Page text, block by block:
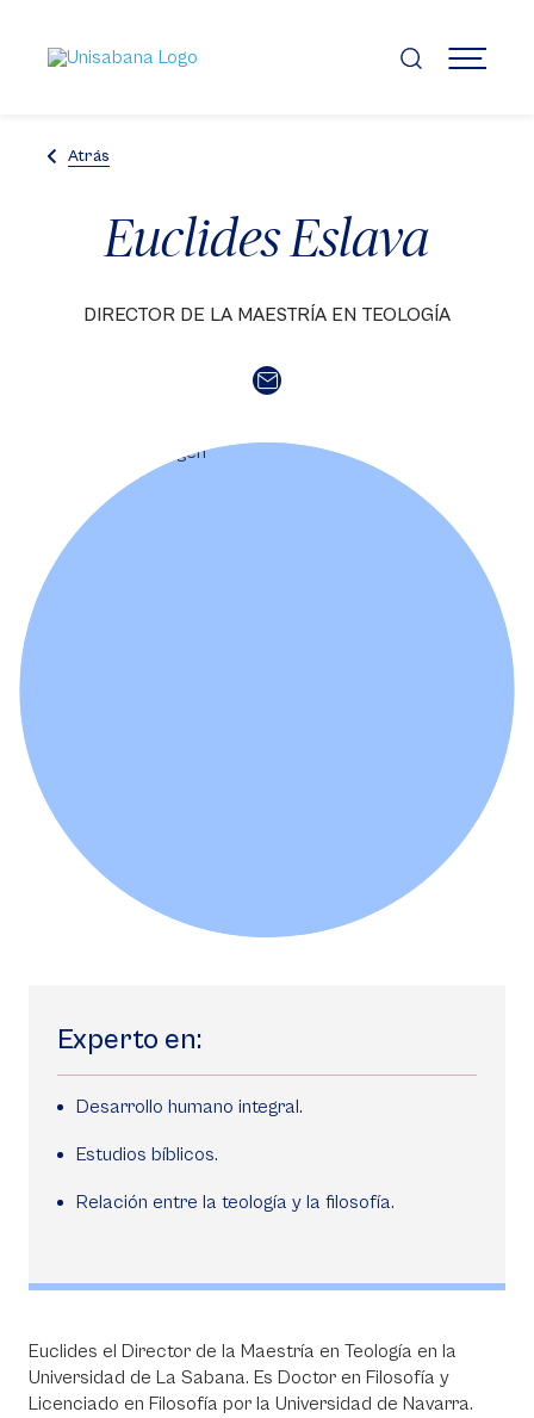
contenido
principal
MENÚ
Atrás
Euclides Eslava
DIRECTOR DE LA MAESTRÍA EN TEOLOGÍA
Experto en:
Desarrollo humano integral.
Estudios bíblicos.
Relación entre la teología y la filosofía.
Euclides el Director de la Maestría en Teología en la
Universidad de La Sabana. Es Doctor en Filosofía y
Licenciado en Filosofía por la Universidad de Navarra.